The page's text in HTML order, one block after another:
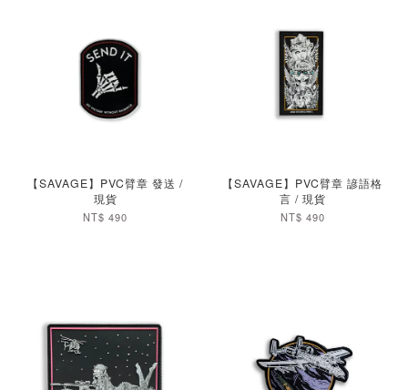
【SAVAGE】PVC臂章 發送 /
現貨
NT$ 490
【SAVAGE】PVC臂章 諺語格
言 / 現貨
NT$ 490